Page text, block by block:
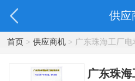
供应
首页> 供应商机> 广东珠海工厂电
广东珠